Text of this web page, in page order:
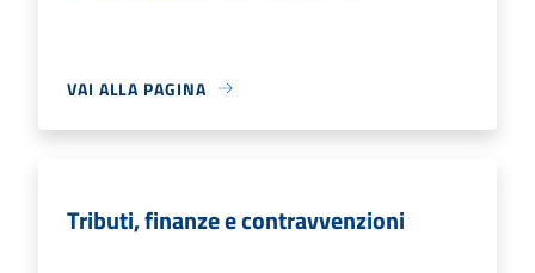
VAI ALLA PAGINA
Tributi, finanze e contravvenzioni